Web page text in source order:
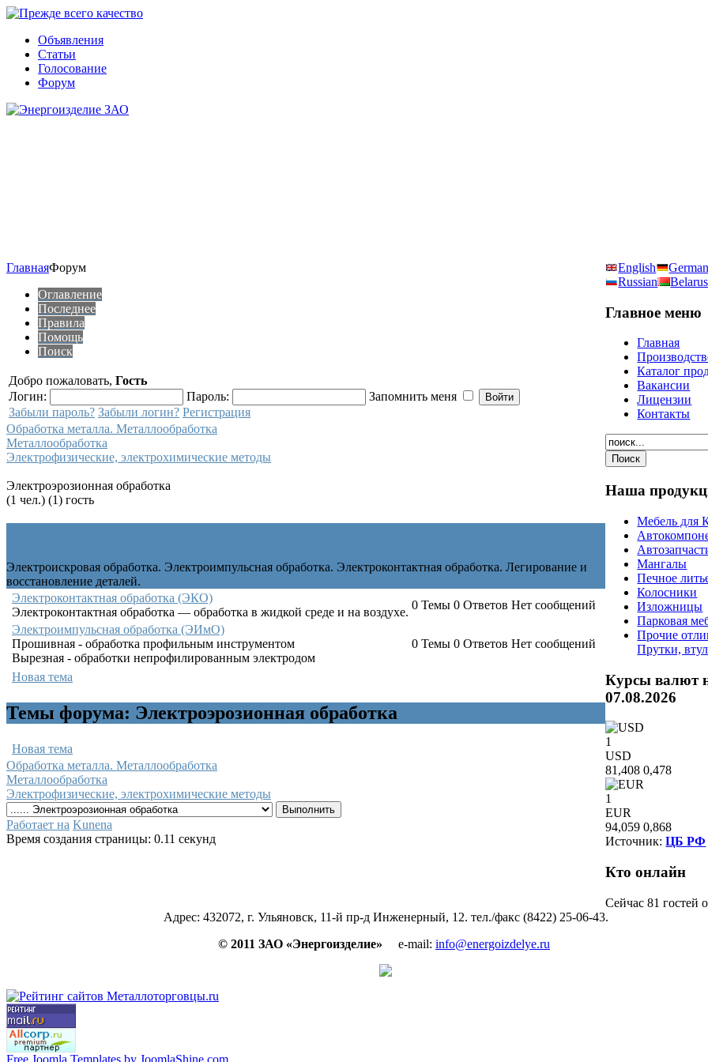
Объявления
Статьи
Голосование
Форум
ГлавнаяФорум
Оглавление
Последнее
Правила
Помощь
Поиск
Добро пожаловать, Гость
Логин:
Пароль:
Запомнить меня
Забыли пароль? Забыли логин? Регистрация
Обработка металла. Металлообработка
Металлообработка
Электрофизические, электрохимические методы
Электроэрозионная обработка
(1 чел.) (1) гость
Электроискровая обработка. Электроимпульсная обработка. Электроконтактная обработка. Легирование и
восстановление деталей.
Электроконтактная обработка (ЭКО)
Электроконтактная обработка — обработка в жидкой среде и на воздухе.
0 Темы 0 Ответов Нет сообщений
Электроимпульсная обработка (ЭИмО)
Прошивная - обработка профильным инструментом
Вырезная - обработки непрофилированным электродом
0 Темы 0 Ответов Нет сообщений
Новая тема
Темы форума: Электроэрозионная обработка
Новая тема
Обработка металла. Металлообработка
Металлообработка
Электрофизические, электрохимические методы
Работает на Kunena
Время создания страницы: 0.11 секунд
English German
Russian
Главное меню
Главная
Каталог
Вакансии
Лицензии
Контакты
Наша
Мебель для
Мангалы
Печное
Колосники
Изложницы
Парковая
Прочие
Прутки,
Курсы валют
07.08.2026
1
USD
81,4080,478
1
EUR
94,0590,868
Источник:ЦБ РФ
Кто онлайн
Сейчас 81 гостей
Адрес: 432072, г. Ульяновск, 11-й пр-д Инженерный, 12. тел./факс (8422) 25-06-43.
© 2011 ЗАО «Энергоизделие» e-mail: info@energoizdelye.ru
Free Joomla Templates by JoomlaShine.com